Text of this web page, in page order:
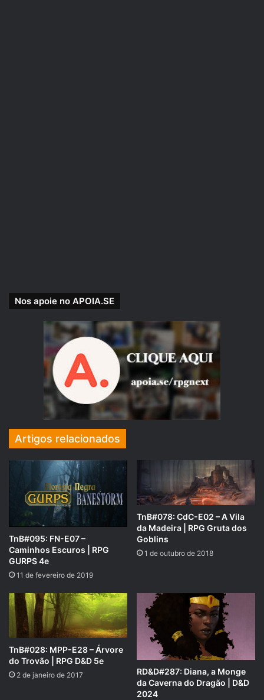
Se você preferir nos apoiar pelo PICPAY, acesse e
veja nossas recompensas:
Nos apoie no APOIA.SE
Artigos relacionados
TnB#095: FN-E07 –
Caminhos Escuros | RPG
GURPS 4e
11 de fevereiro de 2019
TnB#078: CdC-E02 – A Vila
da Madeira | RPG Gruta dos
Goblins
1 de outubro de 2018
TnB#028: MPP-E28 – Árvore
do Trovão | RPG D&D 5e
2 de janeiro de 2017
RD&D#287: Diana, a Monge
da Caverna do Dragão | D&D
2024